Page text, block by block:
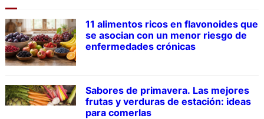
11 alimentos ricos en flavonoides que
se asocian con un menor riesgo de
enfermedades crónicas
Sabores de primavera. Las mejores
frutas y verduras de estación: ideas
para comerlas